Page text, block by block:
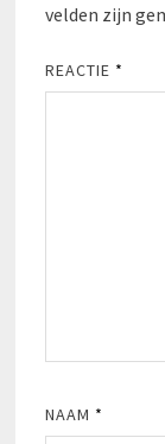
velden zijn
REACTIE *
NAAM *